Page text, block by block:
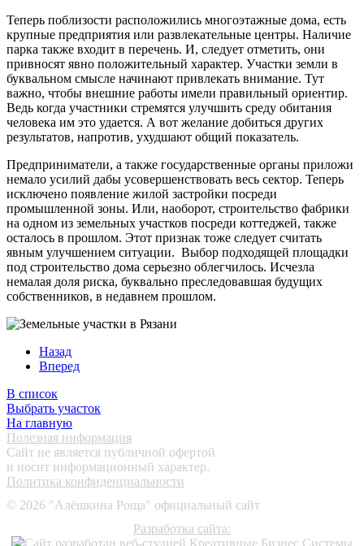
Теперь поблизости расположились многоэтажные дома, есть
крупные предприятия или развлекательные центры. Наличие
парка также входит в перечень. И, следует отметить, они
привносят явно положительный характер. Участки земли в
буквальном смысле начинают привлекать внимание. Тут
важно, чтобы внешние работы имели правильный ориентир.
Ведь когда участники стремятся улучшить среду обитания
человека им это удается. А вот желание добиться других
результатов, напротив, ухудшают общий показатель.
Предприниматели, а также государственные органы приложи
немало усилий дабы усовершенствовать весь сектор. Теперь
исключено появление жилой застройки посреди
промышленной зоны. Или, наоборот, строительство фабрики
на одном из земельных участков посреди коттеджей, также
осталось в прошлом. Этот признак тоже следует считать
явным улучшением ситуации. Выбор подходящей площадки
под строительство дома серьезно облегчилось. Исчезла
немалая доля риска, буквально преследовавшая будущих
собственников, в недавнем прошлом.
Назад
Вперед
В список
Выбрать участок
На главную
Полезная информация
Сайт не является публичной офертой
и носит информационный характер.
Политика конфиденциальности
© 2026 "Алёшкина Роща" официальный сайт
Разработка сайта: